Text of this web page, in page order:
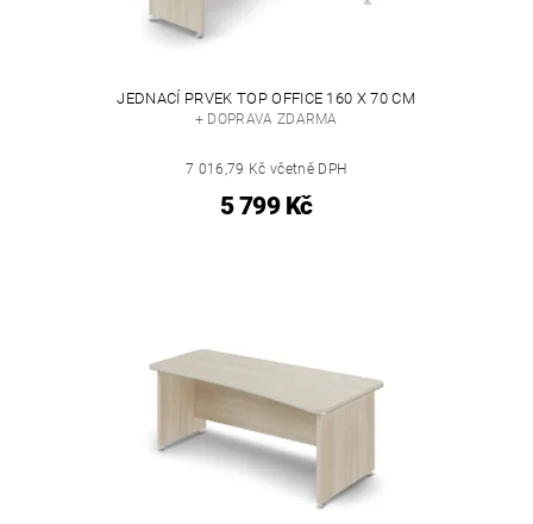
JEDNACÍ PRVEK TOP OFFICE 160 X 70 CM
+ DOPRAVA ZDARMA
7 016,79 Kč včetně DPH
5 799 Kč